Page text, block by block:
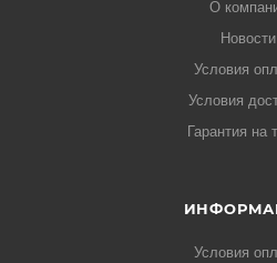
О
Новости
Условия
Условия
Гарантия на
Условия